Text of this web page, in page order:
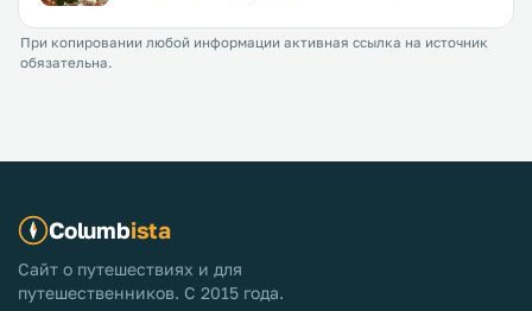
При копировании любой информации активная ссылка на источник
обязательна.
Columbista
Сайт о путешествиях и для
путешественников. С 2015 года.